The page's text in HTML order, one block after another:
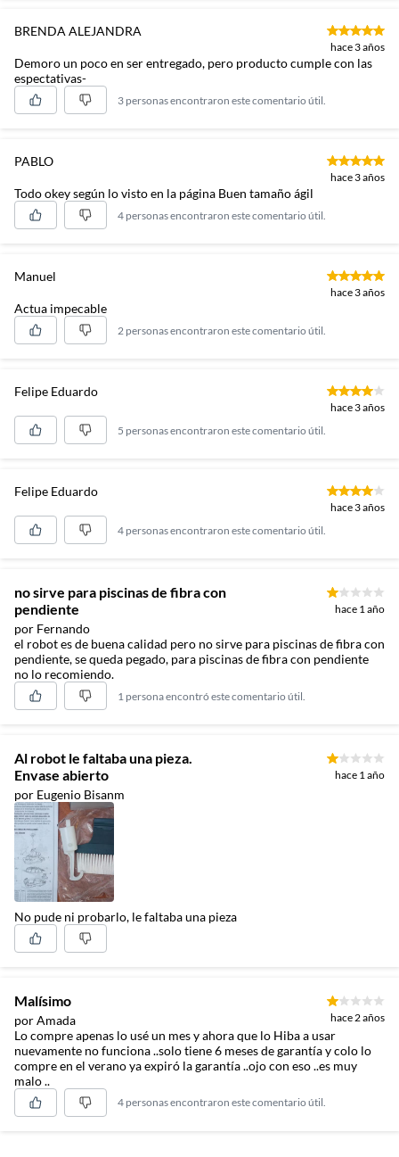
BRENDA ALEJANDRA
hace 3 años
Demoro un poco en ser entregado, pero producto cumple con las
espectativas-
3 personas encontraron este comentario útil.
PABLO
hace 3 años
Todo okey según lo visto en la página Buen tamaño ágil
4 personas encontraron este comentario útil.
Manuel
hace 3 años
Actua impecable
2 personas encontraron este comentario útil.
Felipe Eduardo
hace 3 años
5 personas encontraron este comentario útil.
Felipe Eduardo
hace 3 años
4 personas encontraron este comentario útil.
no sirve para piscinas de fibra con
pendiente
por Fernando
hace 1 año
el robot es de buena calidad pero no sirve para piscinas de fibra con
pendiente, se queda pegado, para piscinas de fibra con pendiente
no lo recomiendo.
1 persona encontró este comentario útil.
Al robot le faltaba una pieza.
Envase abierto
por Eugenio Bisanm
hace 1 año
No pude ni probarlo, le faltaba una pieza
Malísimo
por Amada hace 2 años
Lo compre apenas lo usé un mes y ahora que lo Hiba a usar
nuevamente no funciona ..solo tiene 6 meses de garantía y colo lo
compre en el verano ya expiró la garantía ..ojo con eso ..es muy
malo ..
4 personas encontraron este comentario útil.